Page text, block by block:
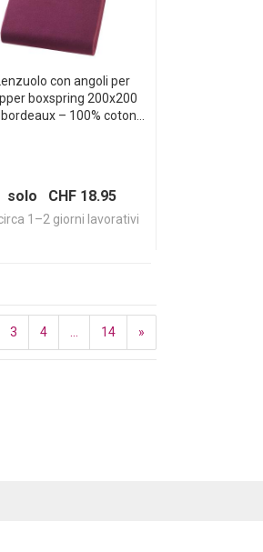
con angoli per
boxspring 200x200
– 100% cotone
solo CHF 18.95
1–2 giorni lavorativi
3 4 14 »